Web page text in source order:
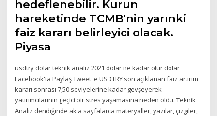
hedeflenebilir. Kurun
hareketinde TCMB'nin yarınki
faiz kararı belirleyici olacak.
Piyasa
usdtry dolar teknik analiz 2021 dolar ne kadar olur dolar
Facebook'ta Paylaş Tweet'le USDTRY son açıklanan faiz artırım
kararı sonrası 7,50 seviyelerine kadar gevşeyerek
yatırımcılarının geçici bir stres yaşamasına neden oldu. Teknik
Analiz dendiğinde akla sayfalarca materyaller, yazılar, çizgiler,